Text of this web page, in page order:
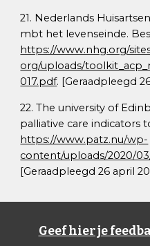
21. Nederlands
mbt het levenseinde.
https://www.nhg.org/
org/uploads/
017.pdf. [Geraadpleegd
22. The university of
palliative care indicators
https://www.patz.nu/wp-
content/uploads/2020/
[Geraadpleegd 26 april
Geef hier je